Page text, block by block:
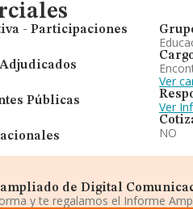
- Participaciones
Públicas
Ver
Ver
NO
de Digital
y te regalamos el Informe